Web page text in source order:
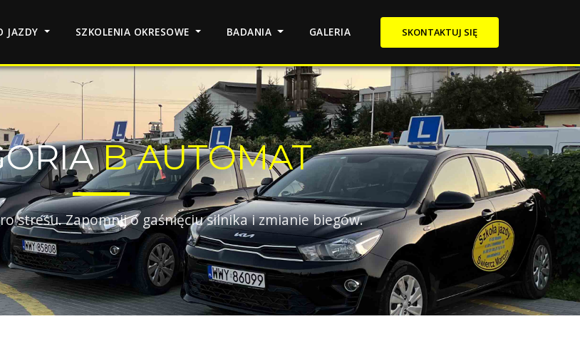
JAZDY SZKOLENIA OKRESOWE BADANIA GALERIA SKONTAKTUJ SIĘ
B AUTOMAT
stresu. Zapomnij o gaśnięciu silnika i zmianie biegów.